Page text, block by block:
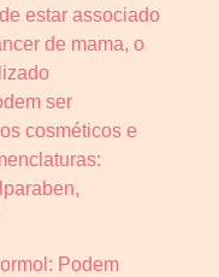
estar associado
de mama, o
ser
cosméticos e
Podem